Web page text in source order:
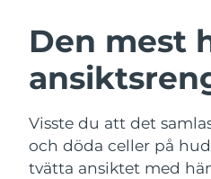
Den mest
Visste du att det
och döda celler på
tvätta ansiktet med
LUNA™ 4-
Anti-aging
BEAR™ 2-
Microcurrent
Österrike
Bahrain
Belgien
Bermuda